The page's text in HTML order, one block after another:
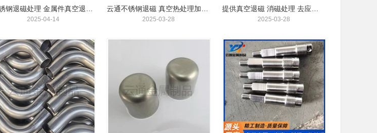
2025-04-14 2025-03-28 2025-03-28